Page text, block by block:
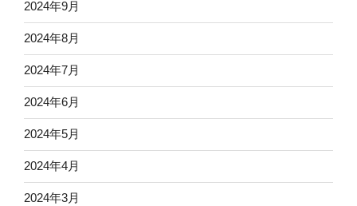
2024年9月
2024年8月
2024年7月
2024年6月
2024年5月
2024年4月
2024年3月